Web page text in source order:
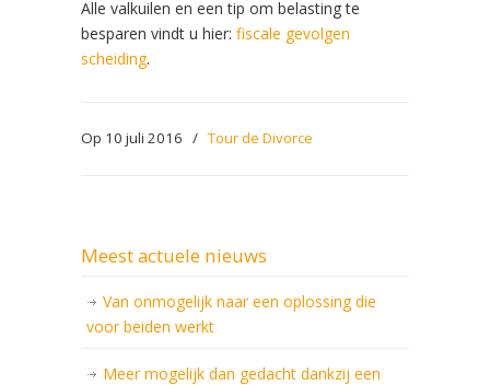
Alle valkuilen en een tip om belasting te
besparen vindt u hier: fiscale gevolgen
scheiding.
Op 10 juli 2016 / Tour de Divorce
Meest actuele nieuws
Van onmogelijk naar een oplossing die
voor beiden werkt
Meer mogelijk dan gedacht dankzij een